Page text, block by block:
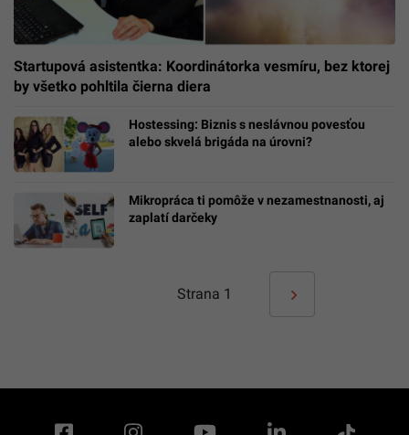
Startupová asistentka: Koordinátorka vesmíru, bez ktorej
by všetko pohltila čierna diera
Hostessing: Biznis s neslávnou povesťou
alebo skvelá brigáda na úrovni?
Mikropráca ti pomôže v nezamestnanosti, aj
zaplatí darčeky
Strana 1